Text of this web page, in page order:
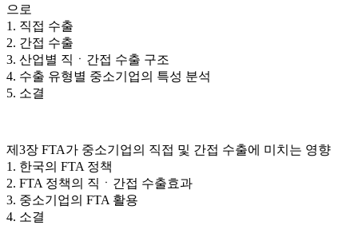
으로
1. 직접 수출
2. 간접 수출
3. 산업별 직ㆍ간접 수출 구조
4. 수출 유형별 중소기업의 특성 분석
5. 소결
제3장 FTA가 중소기업의 직접 및 간접 수출에 미치는 영향
1. 한국의 FTA 정책
2. FTA 정책의 직ㆍ간접 수출효과
3. 중소기업의 FTA 활용
4. 소결